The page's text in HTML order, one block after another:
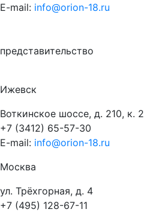
E-mail: info@orion-18.ru
представительство
Ижевск
Воткинское шоссе, д. 210, к. 2
+7 (3412) 65-57-30
E-mail: info@orion-18.ru
Москва
ул. Трёхгорная, д. 4
+7 (495) 128-67-11